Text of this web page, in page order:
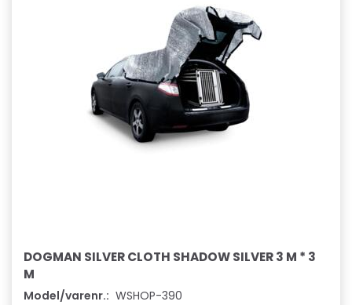
DOGMAN SILVER CLOTH SHADOW SILVER 3 M * 3
M
Model/varenr.: WSHOP-390